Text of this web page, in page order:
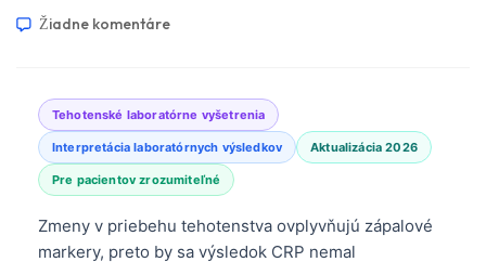
Žiadne komentáre
Tehotenské laboratórne vyšetrenia
Interpretácia laboratórnych výsledkov Aktualizácia 2026
Pre pacientov zrozumiteľné
Zmeny v priebehu tehotenstva ovplyvňujú zápalové
markery, preto by sa výsledok CRP nemal